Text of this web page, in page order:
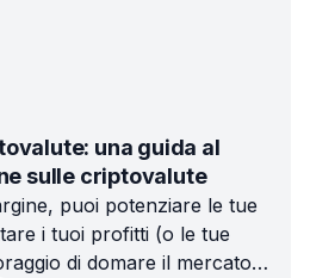
una guida al
sulle criptovalute
puoi potenziare le tue
i tuoi profitti (o le tue
di domare il mercato